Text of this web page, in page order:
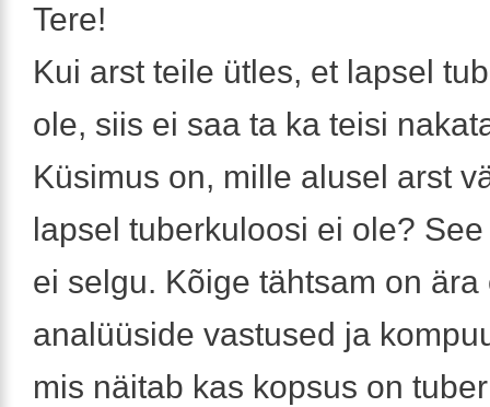
Tere!
Kui arst teile ütles, et lapsel
ole, siis ei saa ta ka teisi
Küsimus on, mille alusel arst
lapsel tuberkuloosi ei ole?
ei selgu. Kõige tähtsam on ära
analüüside vastused ja
mis näitab kas kopsus on